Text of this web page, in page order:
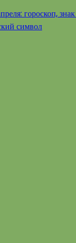
гороскоп,
символ